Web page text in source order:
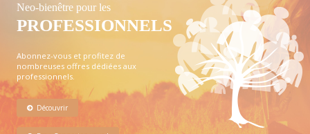
Neo-bienêtre pour les
PROFESSIONNELS
Abonnez-vous et profitez de
nombreuses offres dédiées aux
professionnels.
Découvrir